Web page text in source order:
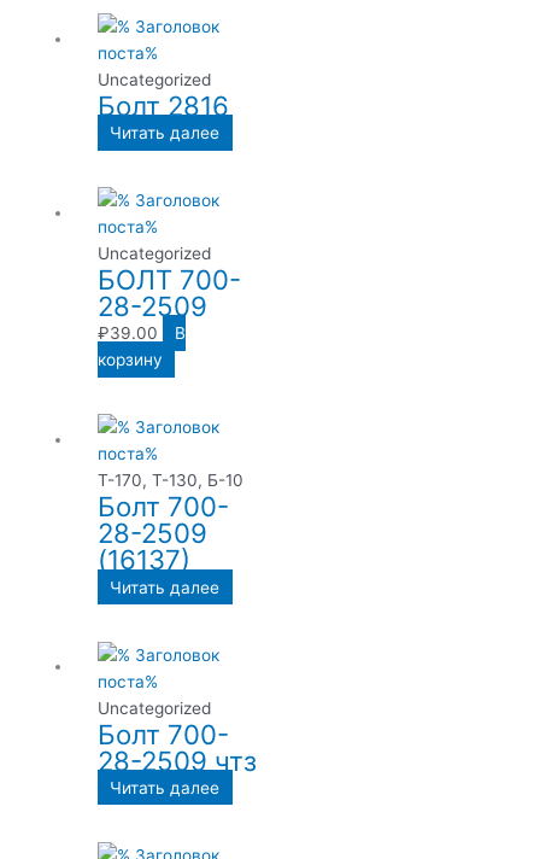
Uncategorized
Болт 2816
Читать далее
Uncategorized
БОЛТ 700-
28-2509
₽39.00
В
корзину
Т-170, Т-130, Б-10
Болт 700-
28-2509
(16137)
Читать далее
Uncategorized
Болт 700-
28-2509 чтз
Читать далее